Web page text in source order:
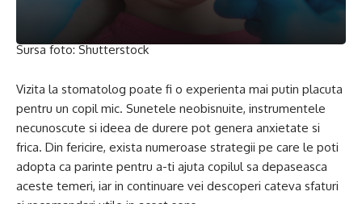
Sursa foto: Shutterstock
Vizita la stomatolog poate fi o experienta mai putin placuta
pentru un copil mic. Sunetele neobisnuite, instrumentele
necunoscute si ideea de durere pot genera anxietate si
frica. Din fericire, exista numeroase strategii pe care le poti
adopta ca parinte pentru a-ti ajuta copilul sa depaseasca
aceste temeri, iar in continuare vei descoperi cateva sfaturi